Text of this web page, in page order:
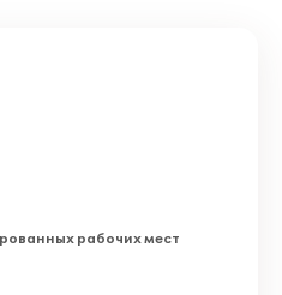
рабочих мест